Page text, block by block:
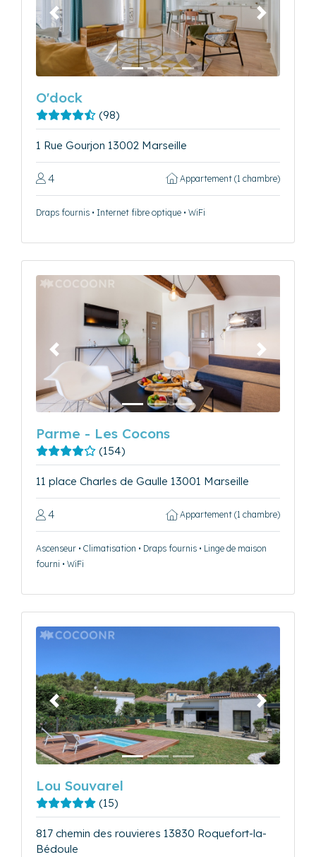
Précédent Suivant
O'dock
(98)
1 Rue Gourjon 13002 Marseille
4 Appartement (1 chambre)
Draps fournis • Internet fibre optique • WiFi
Précédent Suivant
Parme - Les Cocons
(154)
11 place Charles de Gaulle 13001 Marseille
4 Appartement (1 chambre)
Ascenseur • Climatisation • Draps fournis • Linge de maison
fourni • WiFi
Précédent Suivant
Lou Souvarel
(15)
817 chemin des rouvieres 13830 Roquefort-la-
Bédoule